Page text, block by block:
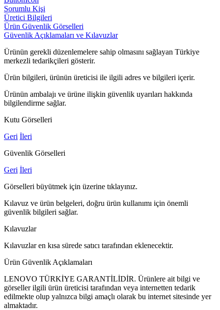
Sorumlu Kişi
Üretici Bilgileri
Ürün Güvenlik Görselleri
Güvenlik Açıklamaları ve Kılavuzlar
Ürünün gerekli düzenlemelere sahip olmasını sağlayan Türkiye
merkezli tedarikçileri gösterir.
Ürün bilgileri, ürünün üreticisi ile ilgili adres ve bilgileri içerir.
Ürünün ambalajı ve ürüne ilişkin güvenlik uyarıları hakkında
bilgilendirme sağlar.
Kutu Görselleri
Geri İleri
Güvenlik Görselleri
Geri İleri
Görselleri büyütmek için üzerine tıklayınız.
Kılavuz ve ürün belgeleri, doğru ürün kullanımı için önemli
güvenlik bilgileri sağlar.
Kılavuzlar
Kılavuzlar en kısa sürede satıcı tarafından eklenecektir.
Ürün Güvenlik Açıklamaları
LENOVO TÜRKİYE GARANTİLİDİR. Ürünlere ait bilgi ve
görseller ilgili ürün üreticisi tarafından veya internetten tedarik
edilmekte olup yalnızca bilgi amaçlı olarak bu internet sitesinde yer
almaktadır.